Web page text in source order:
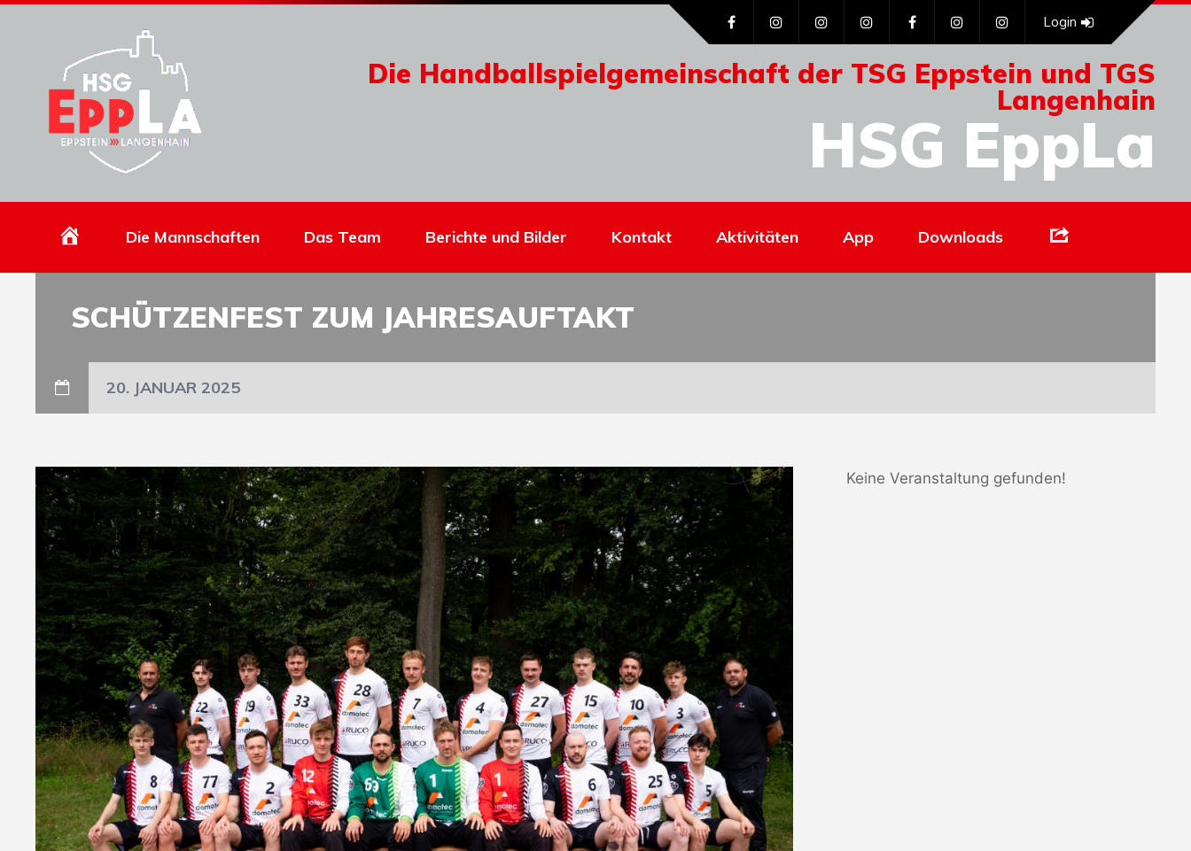
Die Handballspielgemeinschaft der TSG Eppstein und TGS
Langenhain
HSG EppLa
Login
HomepageDie Mannschaften Das Team Berichte und Bilder Kontakt Aktivitäten App Downloads
SCHÜTZENFEST ZUM JAHRESAUFTAKT
20. JANUAR 2025
Keine Veranstaltung gefunden!